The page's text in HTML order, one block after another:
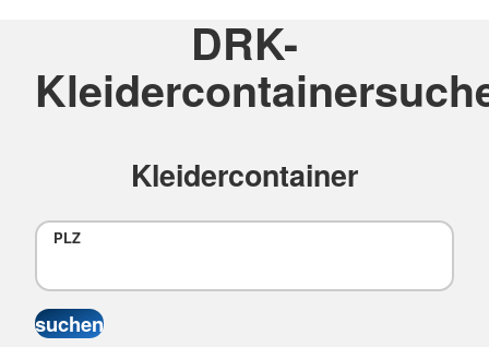
DRK-
Kleidercontainer
PLZ